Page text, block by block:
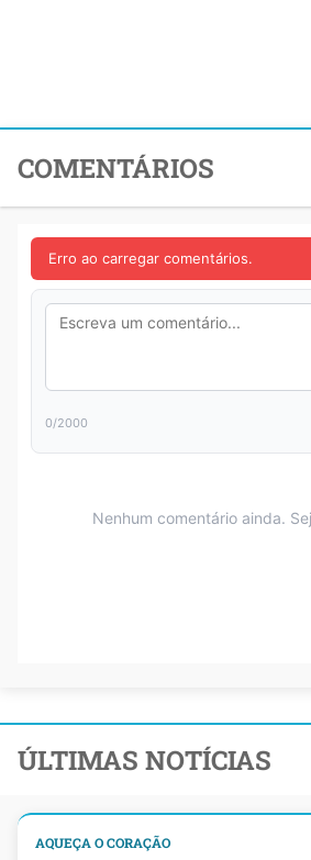
COMENTÁRIOS
ÚLTIMAS NOTÍCIAS
AQUEÇA O CORAÇÃO